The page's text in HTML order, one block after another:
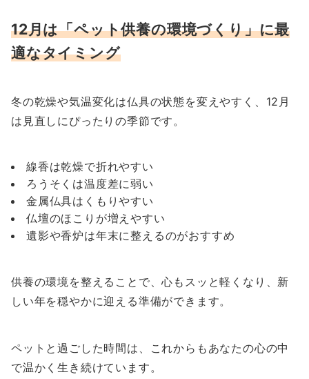
12月は「ペット供養の環境づくり」に最
適なタイミング
冬の乾燥や気温変化は仏具の状態を変えやすく、12月
は見直しにぴったりの季節です。
線香は乾燥で折れやすい
ろうそくは温度差に弱い
金属仏具はくもりやすい
仏壇のほこりが増えやすい
遺影や香炉は年末に整えるのがおすすめ
供養の環境を整えることで、心もスッと軽くなり、新
しい年を穏やかに迎える準備ができます。
ペットと過ごした時間は、これからもあなたの心の中
で温かく生き続けています。